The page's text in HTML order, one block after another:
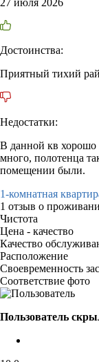
Достоинства:
Приятный тихий
Недостатки:
В данной кв хорошо
много, полотенца
помещении были.
1-комнатная
1 отзыв о
Чистота
Цена - качество
Качество
Расположение
Своевременность
Соответствие фото
Пользователь